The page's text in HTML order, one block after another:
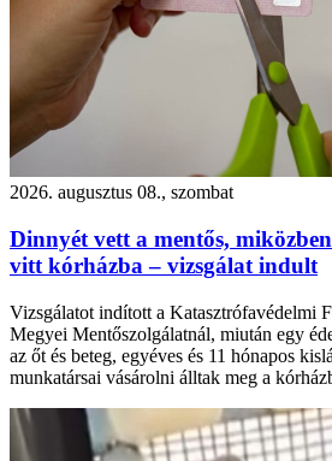
2026. augusztus 08., szombat
Dinnyét vett a mentős,
vitt kórházba – vizsgálat indult
Vizsgálatot indított a Katasztrófavédelmi
Megyei Mentőszolgálatnál, miután egy
az őt és beteg, egyéves és 11 hónapos
munkatársai vásárolni álltak meg a